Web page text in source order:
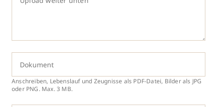
Dokument
Anschreiben, Lebenslauf und Zeugnisse als PDF-Datei, Bilder als JPG
oder PNG. Max. 3 MB.